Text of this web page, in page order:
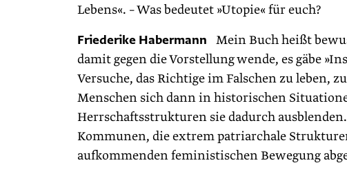
Lebens«. – Was bedeutet »Utopie« für euch?
Friederike Habermann Mein Buch heißt
damit gegen die Vorstellung wende, es gäbe
Versuche, das Richtige im Falschen zu leben,
Menschen sich dann in historischen
Herrschaftsstrukturen sie dadurch
Kommunen, die extrem patriarchale
aufkommenden feministischen Bewegung